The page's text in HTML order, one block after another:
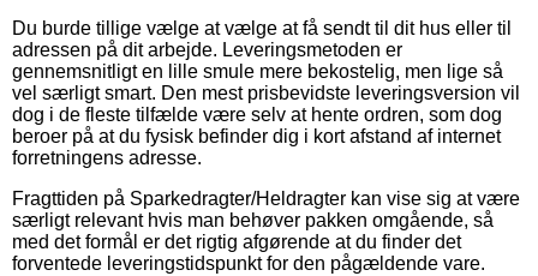
Du burde tillige vælge at vælge at få sendt til dit hus eller til
adressen på dit arbejde. Leveringsmetoden er
gennemsnitligt en lille smule mere bekostelig, men lige så
vel særligt smart. Den mest prisbevidste leveringsversion vil
dog i de fleste tilfælde være selv at hente ordren, som dog
beroer på at du fysisk befinder dig i kort afstand af internet
forretningens adresse.
Fragttiden på Sparkedragter/Heldragter kan vise sig at være
særligt relevant hvis man behøver pakken omgående, så
med det formål er det rigtig afgørende at du finder det
forventede leveringstidspunkt for den pågældende vare.